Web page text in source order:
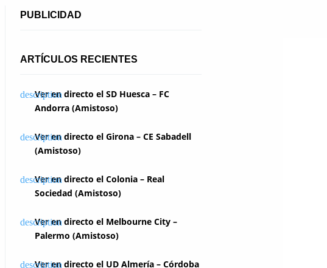
PUBLICIDAD
ARTÍCULOS RECIENTES
Ver en directo el SD Huesca – FC
Andorra (Amistoso)
Ver en directo el Girona – CE Sabadell
(Amistoso)
Ver en directo el Colonia – Real
Sociedad (Amistoso)
Ver en directo el Melbourne City –
Palermo (Amistoso)
Ver en directo el UD Almería – Córdoba